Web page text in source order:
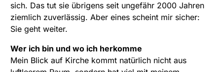
sich. Das tut sie übrigens seit ungefähr 2000 Jahren
ziemlich zuverlässig. Aber eines scheint mir sicher:
Sie geht weiter.
Wer ich bin und wo ich herkomme
Mein Blick auf Kirche kommt natürlich nicht aus